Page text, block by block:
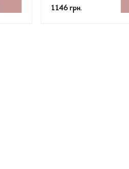
1 146 грн.